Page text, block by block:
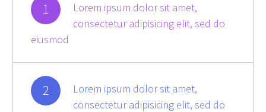
1
Lorem ipsum dolor sit amet,
consectetur adipisicing elit, sed do
eiusmod
2
Lorem ipsum dolor sit amet,
consectetur adipisicing elit, sed do